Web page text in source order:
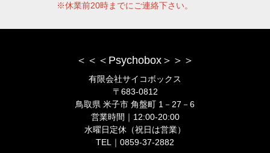
※休業前20時までにご連絡下さい。
＜＜＜Psychobox＞＞＞
有限会社サイコボックス
〒683-0812
鳥取県 米子市 角盤町 1－27－6
営業時間｜12:00-20:00
水曜日定休（祝日は営業）
TEL｜0859-37-2882